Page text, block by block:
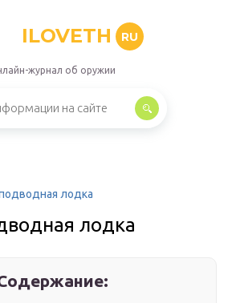
ILOVETH RU
журнал об оружии
лодка
лодка